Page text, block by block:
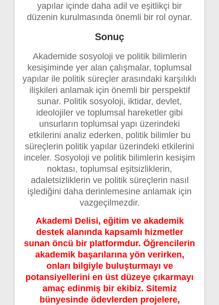
yapılar içinde daha adil ve eşitlikçi bir
düzenin kurulmasında önemli bir rol oynar.
Sonuç
Akademide sosyoloji ve politik bilimlerin
kesişiminde yer alan çalışmalar, toplumsal
yapılar ile politik süreçler arasındaki karşılıklı
ilişkileri anlamak için önemli bir perspektif
sunar. Politik sosyoloji, iktidar, devlet,
ideolojiler ve toplumsal hareketler gibi
unsurların toplumsal yapı üzerindeki
etkilerini analiz ederken, politik bilimler bu
süreçlerin politik yapılar üzerindeki etkilerini
inceler. Sosyoloji ve politik bilimlerin kesişim
noktası, toplumsal eşitsizliklerin,
adaletsizliklerin ve politik süreçlerin nasıl
işlediğini daha derinlemesine anlamak için
vazgeçilmezdir.
Akademi Delisi, eğitim ve akademik
destek alanında kapsamlı hizmetler
sunan öncü bir platformdur. Öğrencilerin
akademik başarılarına yön verirken,
onları bilgiyle buluşturmayı ve
potansiyellerini en üst düzeye çıkarmayı
amaç edinmiş bir ekibiz. Sitemiz
bünyesinde ödevlerden projelere,